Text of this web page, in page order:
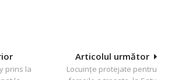
Articolul următor
Locuințe protejate pentru
prins la